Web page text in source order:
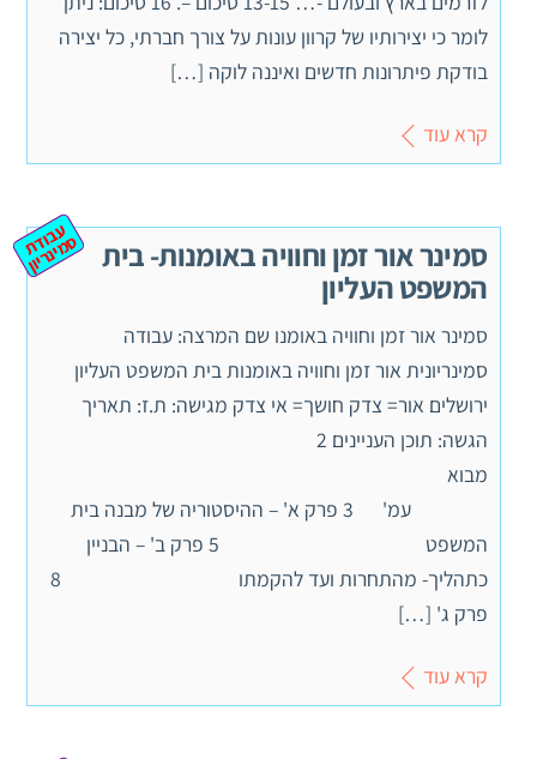
לומר כי יצירותיו של קרוון עונות על צורך חברתי, כל יצירה
בודקת פיתרונות חדשים ואיננה לוקה […]
קרא עוד
סמינר אור זמן וחוויה באומנות- בית
המשפט העליון
ע
ב
וד
ת
ס
מ
ינ
ר
יון
סמינר אור זמן וחוויה באומנו שם המרצה: עבודה
סמינריונית אור זמן וחוויה באומנות בית המשפט העליון
ירושלים אור= צדק חושך= אי צדק מגישה: ת.ז: תאריך
מבוא
עמ' 3 פרק א' – ההיסטוריה של מבנה בית
המשפט 5 פרק ב' – הבניין
כתהליך- מהתחרות ועד להקמתו 8
פרק ג' […]
קרא עוד